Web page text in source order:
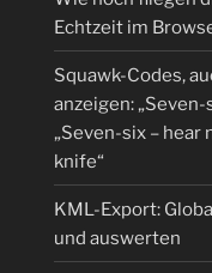
Echtzeit im
Squawk-Codes,
anzeigen:
„Seven-six – hear
knife“
KML-Export:
und auswerten